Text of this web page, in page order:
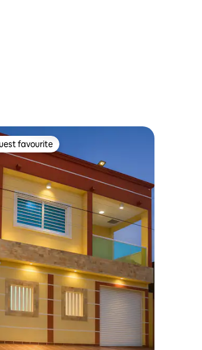
rating, 26 reviews
rating, 13 reviews
favourite
favourite